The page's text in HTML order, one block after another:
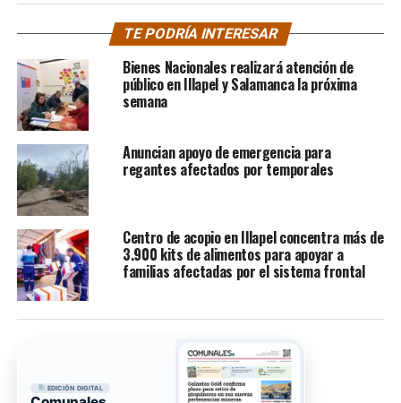
TE PODRÍA INTERESAR
Bienes Nacionales realizará atención de
público en Illapel y Salamanca la próxima
semana
Anuncian apoyo de emergencia para
regantes afectados por temporales
Centro de acopio en Illapel concentra más de
3.900 kits de alimentos para apoyar a
familias afectadas por el sistema frontal
EDICIÓN DIGITAL